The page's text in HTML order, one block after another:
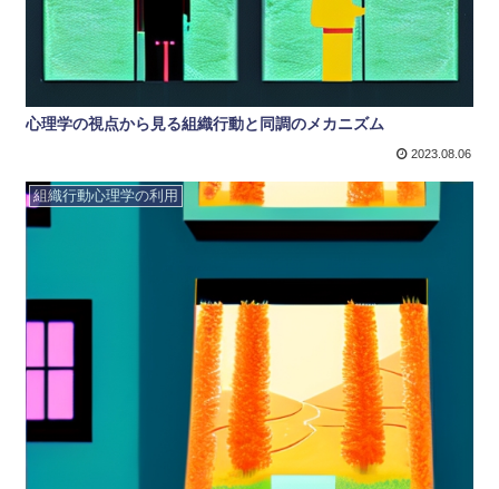
心理学の視点から見る組織行動と同調のメカニズム
2023.08.06
組織行動心理学の利用